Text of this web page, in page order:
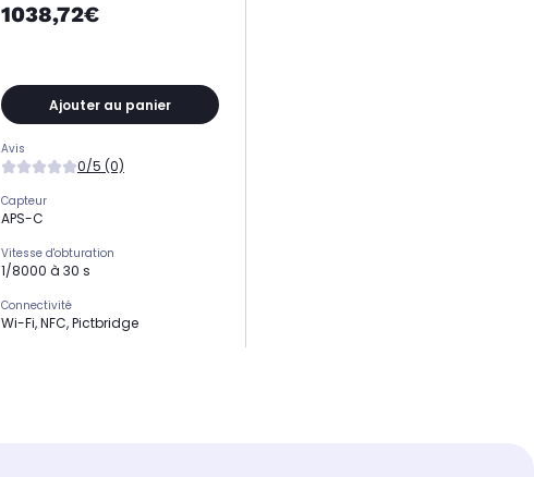
1038,72€
Ajouter au panier
Avis
0/5 (0)
Capteur
APS-C
Vitesse d'obturation
1/8000 à 30 s
Connectivité
Wi-Fi, NFC, Pictbridge